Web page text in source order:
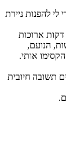
להפנות ניירת
ארוכות
הנועם,
אותי.
תשובה חיובית